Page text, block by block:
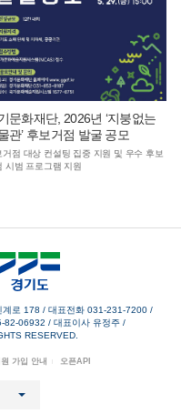
문화재단, 2026년 ‘지붕없는
관’ 후보거점 발굴 공모
거점 대상 컨설팅 집중 지원 및 우수 후보
시범 프로그램 지원
계로 178 / 대표전화 031-231-7200 /
82-06932 / 대표이사 유정주/
RESERVED.
가입 안내 오픈API